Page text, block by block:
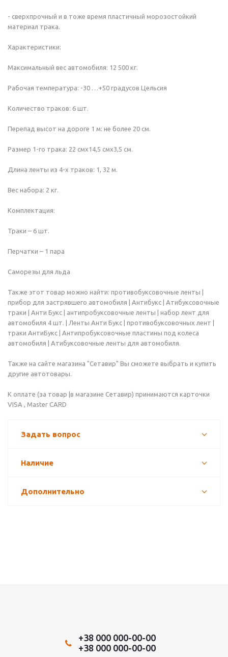
- сверхпрочный и в тоже время пластичный морозостойкий
материал трака.
Характеристики:
Максимальный вес автомобиля: 12 500 кг.
Рабочая температура: -30 …+50 градусов Цельсия
Количество траков: 6 шт.
Перепад высот на дороге 1 м: не более 20 см.
Размер 1-го трака: 22 смx14,5 смx3,5 см.
Длина ленты из 4-х траков: 1, 32 м.
Вес набора: 2 кг.
Комплектация:
Траки – 6 шт.
Перчатки – 1 пара
Саморезы для льда
Также этот товар можно найти: противобуксовочные ленты |
прибор для застрявшего автомобиля | Антибукс | Атибуксовочные
траки | Анти Букс | антипробуксовочные ленты | набор лент для
автомобиля 4 шт. | Ленты Анти Букс | противобуксовочных лент |
траки АнтиБукс | Антипробуксовочные пластины под колеса
автомобиля | Атибуксовочные ленты для автомобиля.
Также на сайте магазина "Сетавир" Вы сможете выбрать и купить
другие автотовары.
К оплате (за товар |в магазине Сетавир) принимаются карточки
VISA , Master CARD
Задать вопрос
Наличие
Дополнительно
+38 000 000-00-00
+38 000 000-00-00